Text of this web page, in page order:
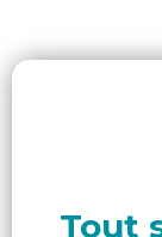
Tout